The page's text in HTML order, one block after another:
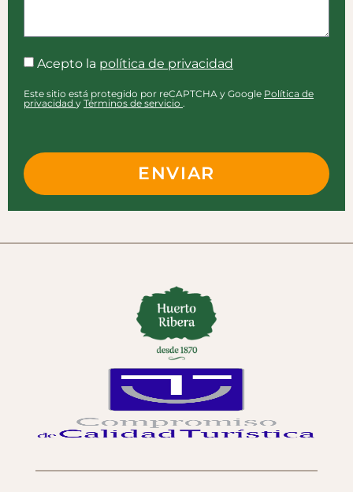
Acepto la política de privacidad
Este sitio está protegido por reCAPTCHA y Google Política de
privacidad y Términos de servicio .
ENVIAR